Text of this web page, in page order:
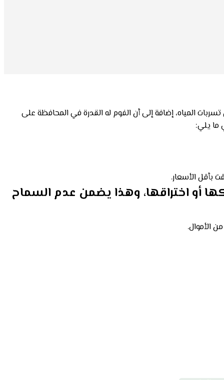
المياه، إضافة إلى أن الفوم له القدرة في المحافظة على
ما يلي:
بأقل الأسعار.
أو اختراقها، وهذا يضمن عدم السماح
الأموال.